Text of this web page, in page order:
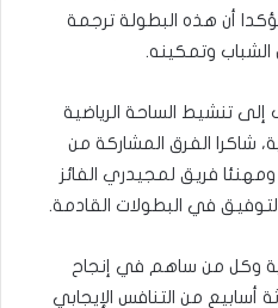
أن هذه البطولة ترجمة
وتمكينه.
تنشيط الساحة الرياضية
شاكرا الفرق المشاركة من
فريق لمجيدري الفائز
في البطولات القادمة.
وكل من ساهم في إنجاح
أسابيع من التنافس الإيجابي